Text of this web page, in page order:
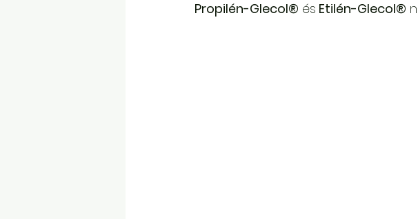
Propilén-Glecol® és Etilén-Glecol®